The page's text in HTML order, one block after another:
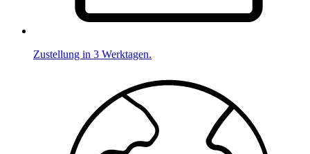
Zustellung in 3 Werktagen.